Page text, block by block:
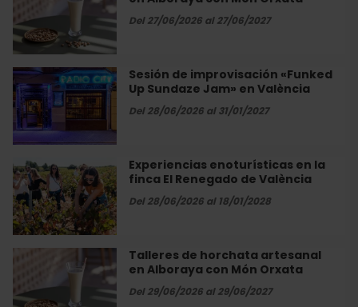
de
València
Del 27/06/2026 al 27/06/2027
horchata
artesanal
en
Alboraya
con
Món
Orxata
Sesión de improvisación «Funked
Up Sundaze Jam» en València
Del 28/06/2026 al 31/01/2027
Sesión
de
improvisación
«Funked
Up
Sundaze
Jam»
en
València
Experiencias enoturísticas en la
finca El Renegado de València
Del 28/06/2026 al 18/01/2028
Experiencias
enoturísticas
en
la
finca
El
Renegado
de
València
Talleres de horchata artesanal
en Alboraya con Món Orxata
Del 29/06/2026 al 29/06/2027
Talleres
horchata